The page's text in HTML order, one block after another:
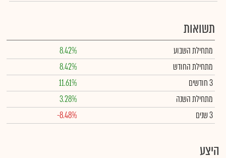
תשואות
מתחילת השבוע
8.42%
מתחילת החודש
8.42%
3 חודשים
11.61%
מתחילת השנה
3.28%
3 שנים
-8.48%
היצע